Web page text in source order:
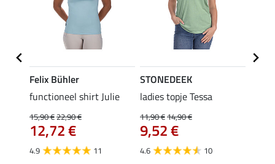
Felix Bühler
functioneel shirt Julie
15,90 €22,90 €
12,72 €
4.9 11
STONEDEEK
ladies topje Tessa
11,90 €14,90 €
9,52 €
4.6 10